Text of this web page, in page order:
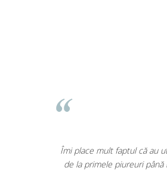
De 1 an jumate folosim
am luat cu noi peste